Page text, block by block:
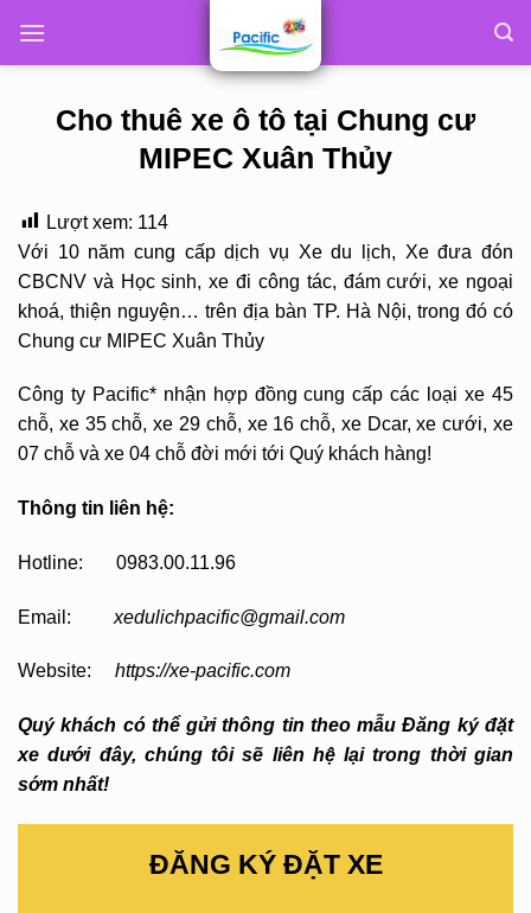
Cho thuê xe ô tô tại Chung cư
MIPEC Xuân Thủy
Lượt xem: 114
Với 10 năm cung cấp dịch vụ Xe du lịch, Xe đưa đón
CBCNV và Học sinh, xe đi công tác, đám cưới, xe ngoại
khoá, thiện nguyện… trên địa bàn TP. Hà Nội, trong đó có
Chung cư MIPEC Xuân Thủy
Công ty Pacific* nhận hợp đồng cung cấp các loại xe 45
chỗ, xe 35 chỗ, xe 29 chỗ, xe 16 chỗ, xe Dcar, xe cưới, xe
07 chỗ và xe 04 chỗ đời mới tới Quý khách hàng!
Thông tin liên hệ:
Hotline: 0983.00.11.96
Email: xedulichpacific@gmail.com
Website: https://xe-pacific.com
Quý khách có thể gửi thông tin theo mẫu Đăng ký đặt
xe dưới đây, chúng tôi sẽ liên hệ lại trong thời gian
sớm nhất!
ĐĂNG KÝ ĐẶT XE